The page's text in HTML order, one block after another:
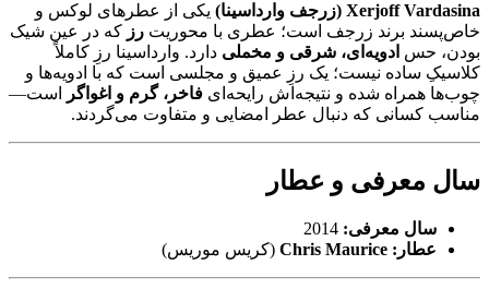
Xerjoff Vardasina (زرجف وارداسینا)
یکی از عطرهای لوکس و
خاص‌پسند برند زرجف است؛ عطری با محوریت رز که در عین شیک
بودن، حس ادویه‌ای، شرقی و مخملی دارد. وارداسینا رزِ کاملاً
کلاسیکِ ساده نیست؛ یک رزِ عمیق و مجلسی است که با ادویه‌ها و
چوب‌ها همراه شده و نتیجه‌اش رایحه‌ای فاخر، گرم و اغواگر
است—
مناسب کسانی که دنبال عطر امضایی و متفاوت می‌گردند.
سال معرفی و عطار
سال معرفی:
عطار: Chris Maurice (کریس موریس)